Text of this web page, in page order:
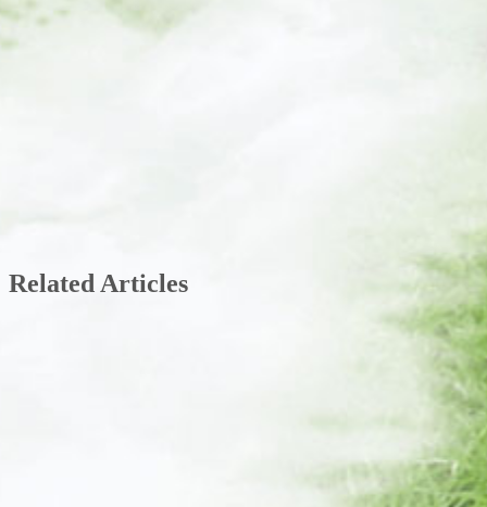
Related Articles